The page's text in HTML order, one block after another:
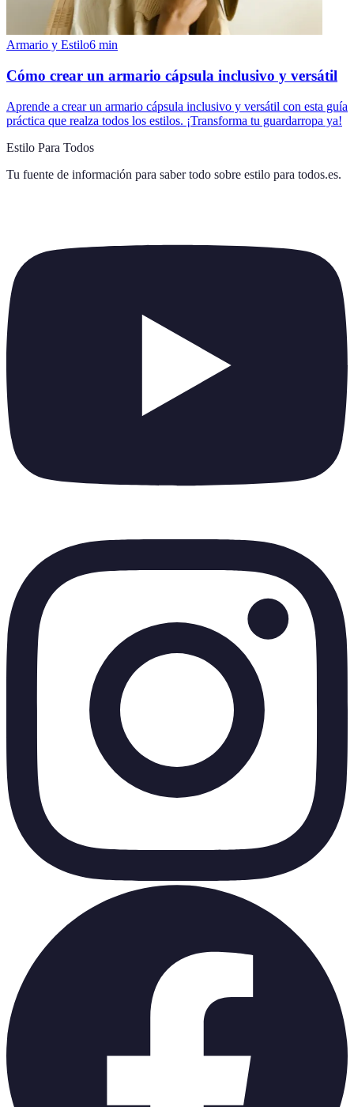
Armario y Estilo6 min
Cómo crear un armario cápsula inclusivo y versátil
Aprende a crear un armario cápsula inclusivo y versátil con esta guía
práctica que realza todos los estilos. ¡Transforma tu guardarropa ya!
Estilo Para Todos
Tu fuente de información para saber todo sobre estilo para todos.es.